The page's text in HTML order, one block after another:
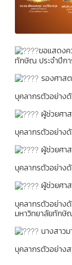
ขอแสดงค
ทักษิณ ประจำปีก
รองศาส
บุคลากรตัวอย่าง
ผู้ช่วยศา
บุคลากรตัวอย่าง
ผู้ช่วยศา
บุคลากรตัวอย่าง
ผู้ช่วยศา
บุคลากรตัวอย่าง
มหาวิทยาลัยทักษิ
นางสาว
บุคลากรตัวอย่าง